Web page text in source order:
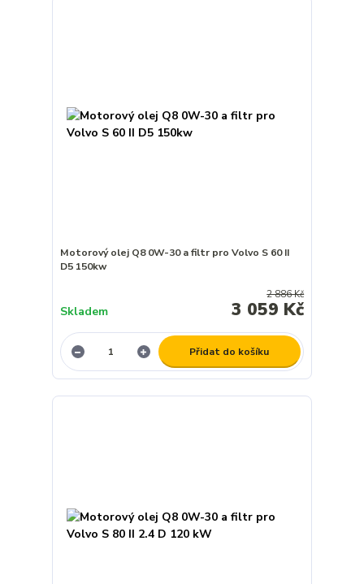
Motorový olej Q8 0W-30 a filtr pro Volvo S 60 II
D5 150kw
2 886 Kč
3 059 Kč
Skladem
Přidat do košíku